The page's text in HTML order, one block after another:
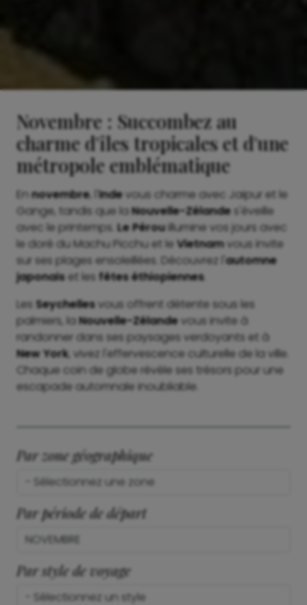
Novembre : Succombez au
charme d'îles tropicales et d'une
métropole emblématique
Ennovembre, l' Inde vous charme avec Jaipur et le
Gange, tandis que laNouvelle-Zélande s'éveille
avec le printemps.Le Pérouillumine vos jours avec
le doré du Machu Picchu et le Vietnamvous invite
sur ses plages ensoleillées. Découvrez l' automne
japonaiset les fêtes éthiopiennes.
Les Seychelles vous offrent détente sous les
palmiers, laNouvelle-Zélande vous invite à
randonner dans ses paysages verdoyants et à
New York, vivez l'effervescence culturelle de la ville.
Chaque coin de globe révèle ses trésors pour une
escapade automnale inoubliable.
Par zone géographique
Par période de départ
Par style de voyage